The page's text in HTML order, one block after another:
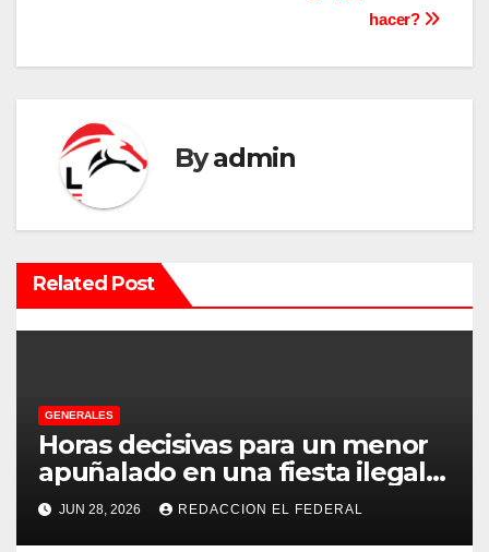
g
c
ó
n
d
e
n
t
hacer?
Byadmin
Related Post
GENERALES
Horas decisivas para un menor
apuñalado en una fiesta ilegal
con más de 500 asistentes en
Chilecito
JUN 28, 2026 REDACCION EL FEDERAL